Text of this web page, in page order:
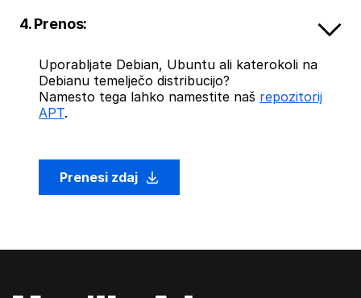
4. Prenos:
Uporabljate Debian, Ubuntu ali katerokoli na
Debianu temelječo distribucijo?
Namesto tega lahko namestite naš repozitorij
APT.
Prenesi zdaj